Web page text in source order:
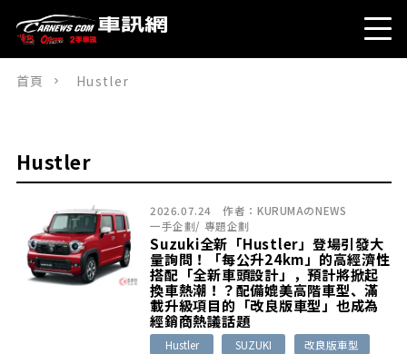
首頁 Hustler
Hustler
2026.07.24 作者： KURUMAのNEWS
一手企劃/ 專題企劃
Suzuki全新「Hustler」登場引發大
量詢問！「每公升24km」的高經濟性
搭配「全新車頭設計」，預計將掀起
換車熱潮！？配備媲美高階車型、滿
載升級項目的「改良版車型」也成為
經銷商熱議話題
Hustler SUZUKI 改良版車型